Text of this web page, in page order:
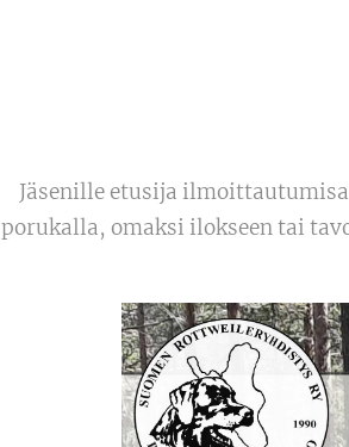
Jäsenille etusija
porukalla, omaksi ilokseen tai